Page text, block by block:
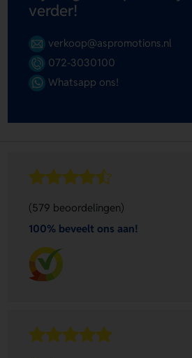
verder!
verkoop@aspromotions.nl
072-3030100
Whatsapp ons!
(579 beoordelingen)
100% beveelt ons aan!